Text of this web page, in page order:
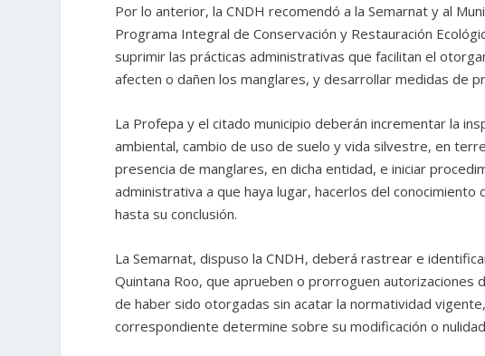
Por lo anterior, la CNDH recomendó a la Semarnat y al
Programa Integral de Conservación y Restauración
suprimir las prácticas administrativas que facilitan el
afecten o dañen los manglares, y desarrollar medidas de
La Profepa y el citado municipio deberán incrementar la
ambiental, cambio de uso de suelo y vida silvestre, en
presencia de manglares, en dicha entidad, e iniciar
administrativa a que haya lugar, hacerlos del
hasta su conclusión.
La Semarnat, dispuso la CNDH, deberá rastrear e
Quintana Roo, que aprueben o prorroguen
de haber sido otorgadas sin acatar la normatividad
correspondiente determine sobre su modificación o